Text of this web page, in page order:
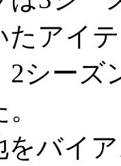
たアイ
2シーズ
をバイ